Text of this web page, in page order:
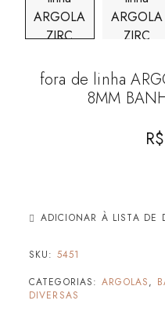
fora de linha
8MM
R$
ADICIONAR À LISTA DE
SKU: 5451
CATEGORIAS: ARGOLAS,
DIVERSAS